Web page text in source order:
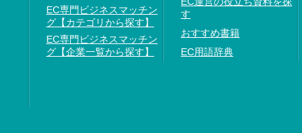
EC専門ビジネスマッチン
グ【カテゴリから探す】
EC専門ビジネスマッチン
グ【企業一覧から探す】
す
おすすめ書籍
EC用語辞典